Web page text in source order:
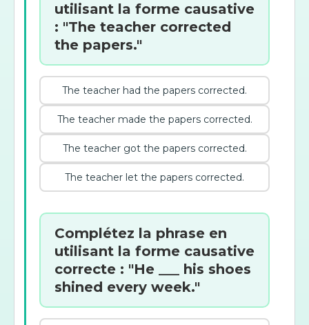
utilisant la forme causative
: "The teacher corrected
the papers."
The teacher had the papers corrected.
The teacher made the papers corrected.
The teacher got the papers corrected.
The teacher let the papers corrected.
Complétez la phrase en
utilisant la forme causative
correcte : "He ___ his shoes
shined every week."